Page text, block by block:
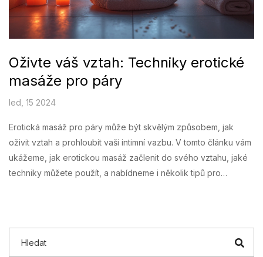
Oživte váš vztah: Techniky erotické
masáže pro páry
led, 15 2024
Erotická masáž pro páry může být skvělým způsobem, jak
oživit vztah a prohloubit vaši intimní vazbu. V tomto článku vám
ukážeme, jak erotickou masáž začlenit do svého vztahu, jaké
techniky můžete použít, a nabídneme i několik tipů pro